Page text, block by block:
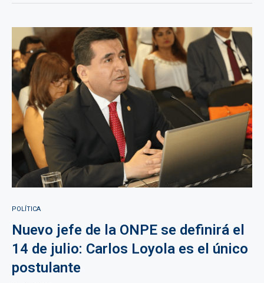
POLÍTICA
Nuevo jefe de la ONPE se definirá el
14 de julio: Carlos Loyola es el único
postulante